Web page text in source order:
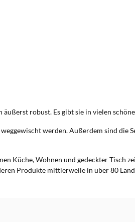
robust. Es gibt sie in vielen
werden. Außerdem sind die
Küche, Wohnen und gedeckter Tisch
Produkte mittlerweile in über 80